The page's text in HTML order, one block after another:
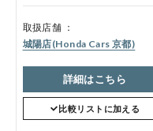
取扱店舗
城陽店(Honda Cars 京都)
詳細はこちら
比較リストに加える